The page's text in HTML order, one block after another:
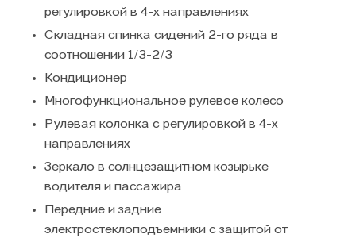
регулировкой в 4-х направлениях
Складная спинка сидений 2-го ряда в
соотношении 1/3-2/3
Кондиционер
Многофункциональное рулевое колесо
Рулевая колонка с регулировкой в 4-х
направлениях
Зеркало в солнцезащитном козырьке
водителя и пассажира
Передние и задние
электростеклоподъемники с защитой от